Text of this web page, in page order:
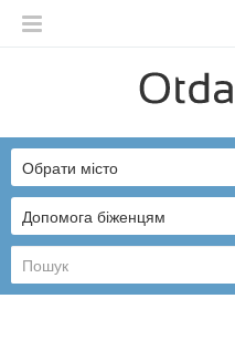
English
Русский
Українська
Допомога біженцям
Обрати місто